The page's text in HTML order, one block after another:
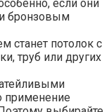
если они
бронзовым
станет потолок с
труб или других
применение